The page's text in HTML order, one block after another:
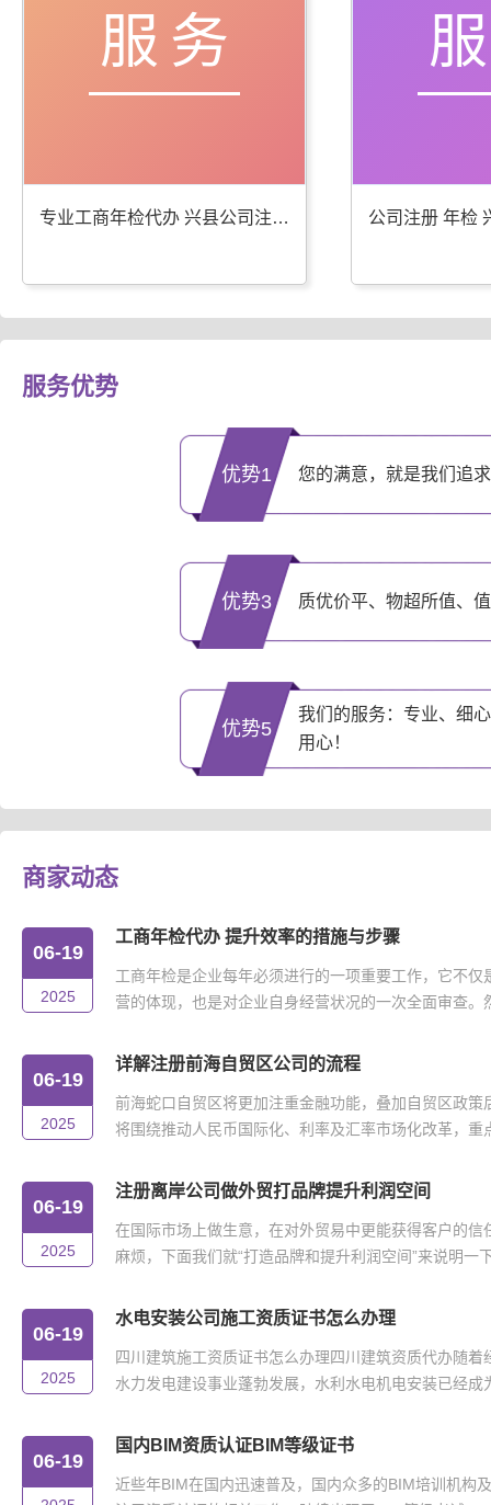
服务
专业工商年检代办 兴县公司注册服务优
服务优势
优势1 您的满意，就是我们追
优势3 质优价平、物超所值、
优势5
我们的服务：专业、细
用心！
商家动态
06-19
2025
工商年检代办 提升效率的措施与步骤
工商年检是企业每年必须进行的一项重要工作，它不仅
营的体现，也是对企业自身经营状况的一次全面审查。
06-19
2025
详解注册前海自贸区公司的流程
前海蛇口自贸区将更加注重金融功能，叠加自贸区政策
将围绕推动人民币国际化、利率及汇率市场化改革，重
06-19
2025
注册离岸公司做外贸打品牌提升利润空间
在国际市场上做生意，在对外贸易中更能获得客户的信
麻烦，下面我们就“打造品牌和提升利润空间”来说明一
06-19
2025
水电安装公司施工资质证书怎么办理
四川建筑施工资质证书怎么办理四川建筑资质代办随着
水力发电建设事业蓬勃发展，水利水电机电安装已经成
06-19
国内BIM资质认证BIM等级证书
近些年BIM在国内迅速普及，国内众多的BIM培训机构